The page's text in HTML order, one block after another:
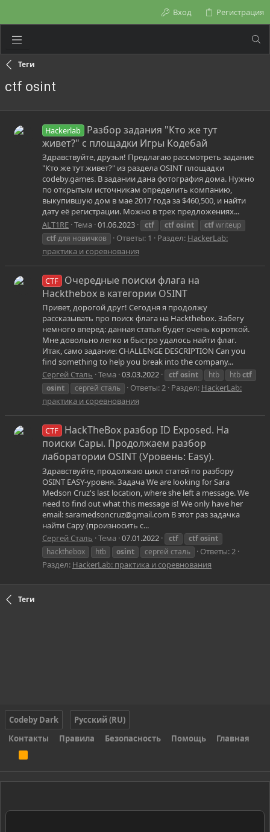
Вход Регистрация
Теги
ctf osint
Hackerlab
Разбор задания "Кто же тут
живет?" с площадки Игры Кодебай
Здравствуйте, друзья! Предлагаю рассмотреть задание
"Кто же тут живет?" из раздела OSINT площадки
codeby.games. В задании дана фотография дома. Нужно
по открытым источникам определить компанию,
выкупившую дом в мае 2017 года за $460,500, и найти
дату её регистрации. Можно в трех предложениях...
ALT1RE Тема 01.06.2023 ctf ctfosint ctfwriteup
ctfдля новичков Ответы: 1 Раздел: HackerLab:
практика и соревнования
CTF
Очередные поиски флага на
Hackthebox в категории OSINT
Привет, дорогой друг! Сегодня я продолжу
рассказывать про поиск флага на Hackthebox. Забегу
немного вперед: данная статья будет очень короткой.
Мне довольно легко и быстро удалось найти флаг.
Итак, само задание: CHALLENGE DESCRIPTION Can you
find something to help you break into the company...
Сергей Сталь Тема 03.03.2022 ctfosint htb htbctf
osint
сергей сталь Ответы: 2 Раздел: HackerLab:
практика и соревнования
CTF
HackTheBox разбор ID Exposed. На
поиски Сары. Продолжаем разбор
лаборатории OSINT (Уровень: Easy).
Здравствуйте, продолжаю цикл статей по разбору
OSINT EASY-уровня. Задача We are looking for Sara
Medson Cruz's last location, where she left a message. We
need to find out what this message is! We only have her
email: saramedsoncruz@gmail.com В этот раз задачка
найти Сару (произносить с...
Сергей Сталь Тема 07.01.2022 ctf ctfosint
hackthebox
htb osint сергей сталь
Ответы: 2
Раздел: HackerLab: практика и соревнования
Теги
Codeby Dark
Русский (RU)
Контакты
Правила Безопасность Помощь Главная
S